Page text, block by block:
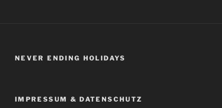
NEVER ENDING HOLIDAYS
IMPRESSUM & DATENSCHUTZ